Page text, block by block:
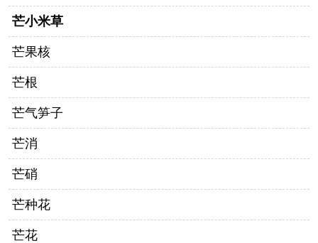
芒小米草
芒果核
芒根
芒气笋子
芒消
芒硝
芒种花
芒花